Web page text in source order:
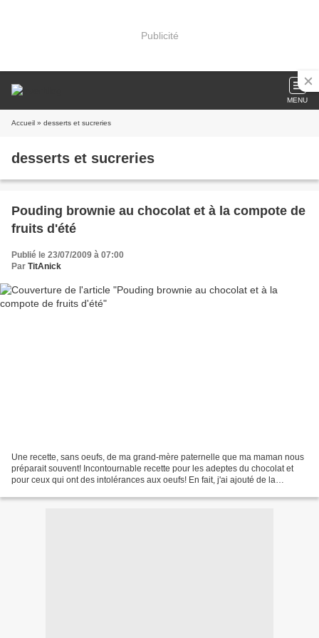
Publicité
MENU
Accueil » desserts et sucreries
desserts et sucreries
Pouding brownie au chocolat et à la compote de
fruits d'été
Publié le 23/07/2009 à 07:00
Par TitAnick
Une recette, sans oeufs, de ma grand-mère paternelle que ma maman nous
préparait souvent! Incontournable recette pour les adeptes du chocolat et
pour ceux qui ont des intolérances aux oeufs! En fait, j'ai ajouté de la